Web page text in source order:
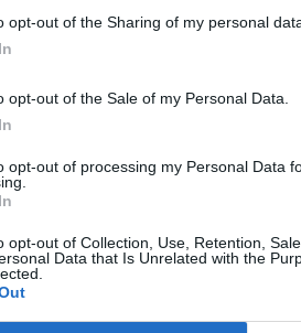
opt-out of the Sharing of my personal
opt-out of the Sale of my Personal Data.
opt-out of processing my Personal Data
opt-out of Collection, Use, Retention,
Data that Is Unrelated with the
portfolio.hu hírarchívumához
cikkarchívum
elmúlt 2 év napon belüli
Előfizetés